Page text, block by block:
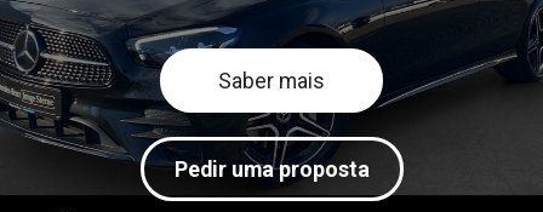
Saber mais
Pedir uma proposta